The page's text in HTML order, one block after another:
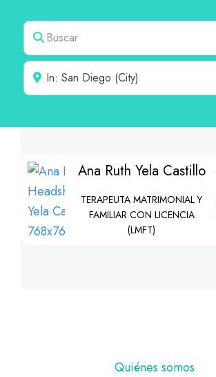
Buscar
Cerca de
Ana Ruth Yela Castillo
TERAPEUTA MATRIMONIAL Y
FAMILIAR CON LICENCIA
(LMFT)
Quiénes somos